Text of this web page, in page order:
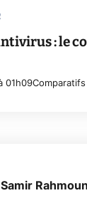
: le
01h09
Samir